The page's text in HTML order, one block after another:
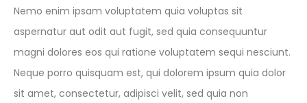
Nemo enim ipsam voluptatem quia voluptas sit
aspernatur aut odit aut fugit, sed quia consequuntur
magni dolores eos qui ratione voluptatem sequi nesciunt.
Neque porro quisquam est, qui dolorem ipsum quia dolor
sit amet, consectetur, adipisci velit, sed quia non